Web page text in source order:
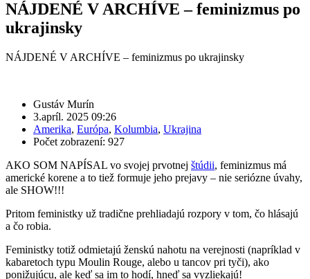
NÁJDENÉ V ARCHÍVE – feminizmus po
ukrajinsky
NÁJDENÉ V ARCHÍVE – feminizmus po ukrajinsky
Gustáv Murín
3.apríl. 2025 09:26
Amerika, Európa, Kolumbia, Ukrajina
Počet zobrazení: 927
AKO SOM NAPÍSAL vo svojej prvotnej štúdii, feminizmus má
americké korene a to tiež formuje jeho prejavy – nie seriózne úvahy,
ale SHOW!!!
Pritom feministky už tradične prehliadajú rozpory v tom, čo hlásajú
a čo robia.
Feministky totiž odmietajú ženskú nahotu na verejnosti (napríklad v
kabaretoch typu Moulin Rouge, alebo u tancov pri tyči), ako
ponižujúcu, ale keď sa im to hodí, hneď sa vyzliekajú!